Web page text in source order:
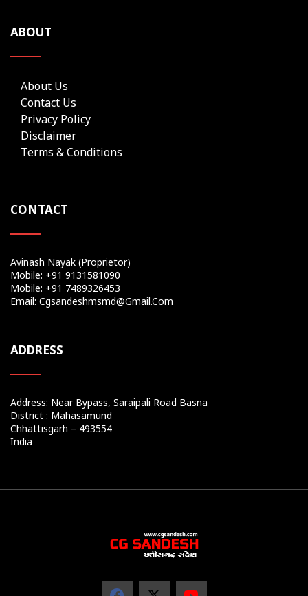
ABOUT
About Us
Contact Us
Privacy Policy
Disclaimer
Terms & Conditions
CONTACT
Avinash Nayak (Proprietor)
Mobile: +91 9131581090
Mobile: +91 7489326453
Email: Cgsandeshmsmd@gmail.com
ADDRESS
Address: Near Bypass, Saraipali Road Basna
District : Mahasamund
Chhattisgarh – 493554
India